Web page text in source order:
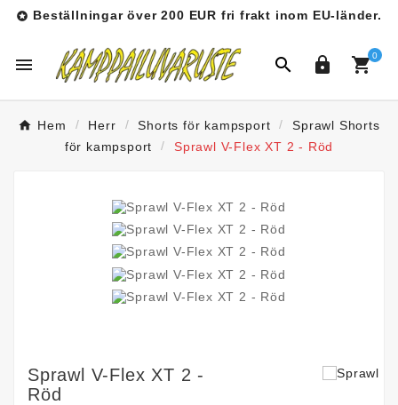
 Beställningar över 200 EUR fri frakt inom EU-länder.
   0
Hem Herr Shorts för kampsport
Sprawl Shorts
för kampsport
Sprawl V-Flex XT 2 - Röd
Sprawl V-Flex XT 2 -
Röd